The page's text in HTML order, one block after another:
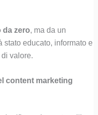
da zero, ma da un
stato educato, informato e
valore.
content marketing